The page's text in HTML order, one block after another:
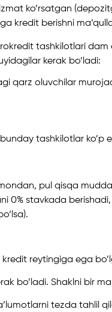
ko’rsatgan
kredit berishni
tashkilotlari
kerak bo’ladi:
qarz oluvchilar
tashkilotlar ko’p
pul qisqa
0% stavkada
reytingiga ega
bo’ladi. Shaklni bir
tezda tahlil